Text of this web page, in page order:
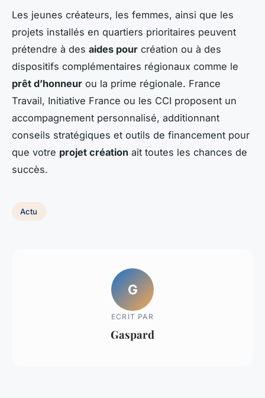
Les jeunes créateurs, les femmes, ainsi que les
projets installés en quartiers prioritaires peuvent
prétendre à des aides pour création ou à des
dispositifs complémentaires régionaux comme le
prêt d’honneur ou la prime régionale. France
Travail, Initiative France ou les CCI proposent un
accompagnement personnalisé, additionnant
conseils stratégiques et outils de financement pour
que votre projet création ait toutes les chances de
succès.
Actu
G
ECRIT PAR
Gaspard